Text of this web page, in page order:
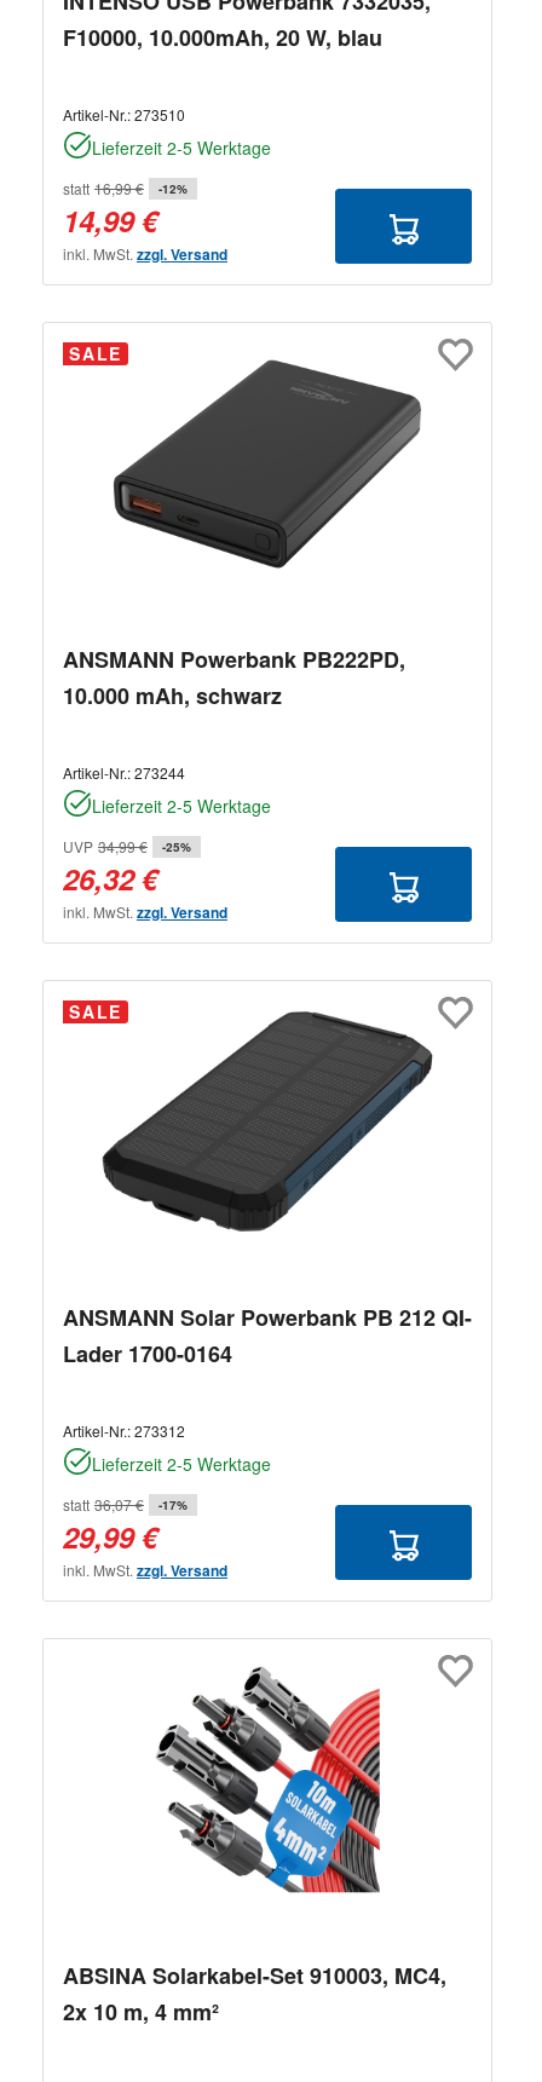
F10000, 10.000mAh, 20 W, blau
Artikel-Nr.:273510
Lieferzeit 2-5 Werktage
statt 16,99 € -12%
14,99 €
inkl. MwSt. zzgl. Versand
SALE
ANSMANN Powerbank PB222PD,
10.000 mAh, schwarz
Artikel-Nr.:273244
Lieferzeit 2-5 Werktage
UVP 34,99 € -25%
26,32 €
inkl. MwSt. zzgl. Versand
SALE
ANSMANN Solar Powerbank PB 212 QI-
Lader 1700-0164
Artikel-Nr.:273312
Lieferzeit 2-5 Werktage
statt 36,07 € -17%
29,99 €
inkl. MwSt. zzgl. Versand
ABSINA Solarkabel-Set 910003, MC4,
2x 10 m, 4 mm²